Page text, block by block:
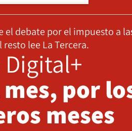
el debate por el impuesto a
resto lee La Tercera.
Digital+
por
meses